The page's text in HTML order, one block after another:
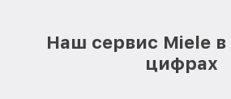
Наш сервис Miele
цифрах